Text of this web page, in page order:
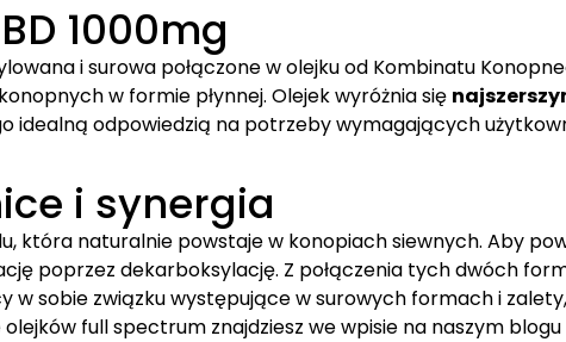
1000mg
i surowa połączone w olejku od Kombinatu
w formie płynnej. Olejek wyróżnia się
idealną odpowiedzią na potrzeby wymagających
i synergia
która naturalnie powstaje w konopiach siewnych. Aby
poprzez dekarboksylację. Z połączenia tych dwóch
w sobie związku występujące w surowych formach i
full spectrum znajdziesz we wpisie na naszym blogu